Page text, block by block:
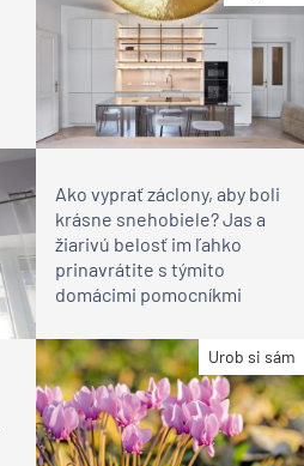
Ako vyprať záclony, aby boli
krásne snehobiele? Jas a
žiarivú belosť im ľahko
prinavrátite s týmito
domácimi pomocníkmi
Urob si sám